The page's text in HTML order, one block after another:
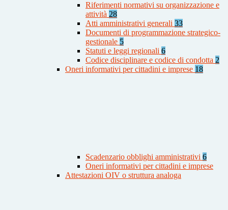
Riferimenti normativi su organizzazione e
attività 28
Atti amministrativi generali 33
Documenti di programmazione strategico-
gestionale 5
Statuti e leggi regionali 6
Codice disciplinare e codice di condotta 2
Oneri informativi per cittadini e imprese 18
Scadenzario obblighi amministrativi 6
Oneri informativi per cittadini e imprese
Attestazioni OIV o struttura analoga